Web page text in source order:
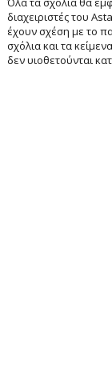
διαχειριστές του
έχουν σχέση με το
σχόλια και τα
δεν υιοθετούνται